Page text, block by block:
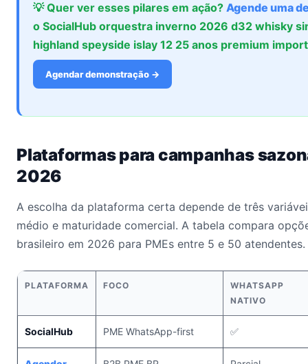
💡 Quer ver esses pilares em ação? Agende uma
o SocialHub orquestra inverno 2026 d32 whisky
highland speyside islay 12 25 anos premium
Agendar demonstração →
Plataformas para campanhas
2026
A escolha da plataforma certa depende de três
médio e maturidade comercial. A tabela compara
brasileiro em 2026 para PMEs entre 5 e 50 atendentes.
PLATAFORMA FOCO
WHATSAPP
NATIVO
SocialHub PME WhatsApp-first ✅